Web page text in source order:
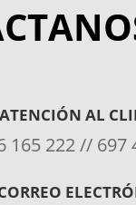
ATENCIÓN AL
165 222 // 697